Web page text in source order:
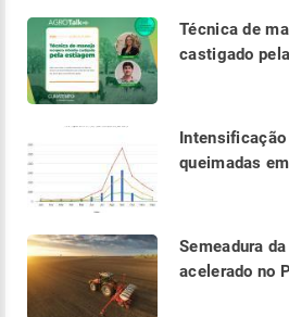
Técnica de
castigado
queimadas
Semeadura
acelerado no